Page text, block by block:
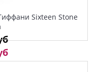
Sixteen Stone